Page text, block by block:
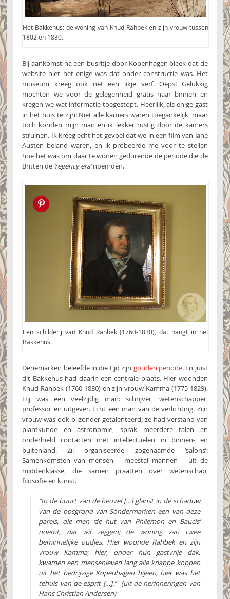
Het Bakkehus: de woning van Knud Rahbek en zijn vrouw tussen
1802 en 1830.
Bij aankomst na een busritje door Kopenhagen bleek dat de
website niet het enige was dat onder constructie was. Het
museum kreeg ook net een likje verf. Oeps! Gelukkig
mochten we voor de gelegenheid gratis naar binnen en
kregen we wat informatie toegestopt. Heerlijk, als enige gast
in het huis te zijn! Niet alle kamers waren toegankelijk, maar
toch konden mijn man en ik lekker rustig door de kamers
struinen. Ik kreeg echt het gevoel dat we in een film van Jane
Austen beland waren, en ik probeerde me voor te stellen
hoe het was om daar te wonen gedurende de periode die de
Britten de ‘regency era’noemden.
Pin this!
Een schilderij van Knud Rahbek (1760-1830), dat hangt in het
Bakkehus.
Denemarken beleefde in die tijd zijn gouden periode. En juist
dit Bakkehus had daarin een centrale plaats. Hier woonden
Knud Rahbek (1760-1830) en zijn vrouw Kamma (1775-1829).
Hij was een veelzijdig man: schrijver, wetenschapper,
professor en uitgever. Echt een man van de verlichting. Zijn
vrouw was ook bijzonder getalenteerd; ze had verstand van
plantkunde en astronomie, sprak meerdere talen en
onderhield contacten met intellectuelen in binnen- en
buitenland. Zij organiseerde zogenaamde ‘salons’:
Samenkomsten van mensen – meestal mannen – uit de
middenklasse, die samen praatten over wetenschap,
filosofie en kunst.
“In de buurt van de heuvel […] glanst in de schaduw
van de bosgrond van Söndermarken een van deze
parels, die men ‘de hut van Philemon en Baucis’
noemt, dat wil zeggen; de woning van twee
beminnelijke oudjes. Hier woonde Rahbek en zijn
vrouw Kamma; hier, onder hun gastvrije dak,
kwamen een mensenleven lang alle knappe koppen
uit het bedrijvige Kopenhagen bijeen, hier was het
tehuis van de esprit […].”(uit de herinneringen van
Hans Christian Andersen)